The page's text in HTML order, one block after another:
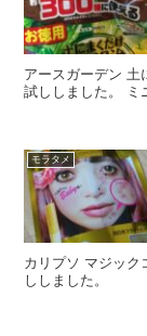
アースガーデン 土
試ししました。 ミ
モラタメ
カリプソ マジック
ししました。